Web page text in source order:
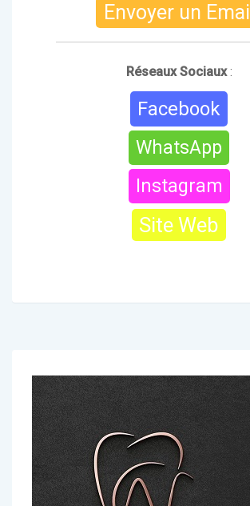
Envoyer un Email
Réseaux Sociaux:
Facebook
WhatsApp
Instagram
Site Web